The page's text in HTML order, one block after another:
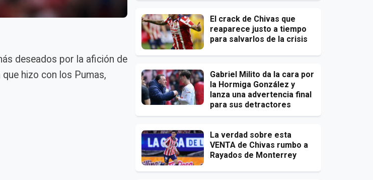
deseados por la afición de
hizo con los Pumas,
El crack de Chivas que
reaparece justo a tiempo
para salvarlos de la crisis
Gabriel Milito da la cara por
la Hormiga González y
lanza una advertencia final
para sus detractores
La verdad sobre esta
VENTA de Chivas rumbo a
Rayados de Monterrey